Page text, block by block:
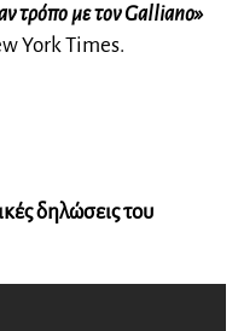
τρόπο με τον Galliano»
York Times.
δηλώσεις του